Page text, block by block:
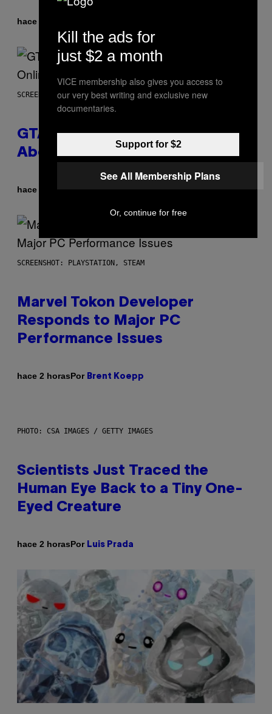
hace 1 hora
SCREENSHOT: ROCKSTAR GAMES
GTA 6 Gets Concerning Update
About GTA Online Release Date
hace 1 horaPorBrent Koepp
SCREENSHOT: PLAYSTATION, STEAM
Marvel Tokon Developer
Responds to Major PC
Performance Issues
hace 2 horasPor Brent Koepp
PHOTO: CSA IMAGES / GETTY IMAGES
Scientists Just Traced the
Human Eye Back to a Tiny One-
Eyed Creature
hace 2 horasPor Luis Prada
Kill the ads for
just $2 a month
VICE membership also gives you access to
our very best writing and exclusive new
documentaries.
Support for $2
See All Membership Plans
Or, continue for free